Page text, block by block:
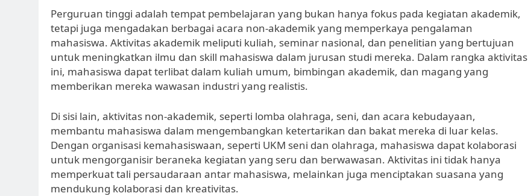
Perguruan tinggi adalah tempat pembelajaran yang bukan hanya fokus pada kegiatan akademik,
tetapi juga mengadakan berbagai acara non-akademik yang memperkaya pengalaman
mahasiswa. Aktivitas akademik meliputi kuliah, seminar nasional, dan penelitian yang bertujuan
untuk meningkatkan ilmu dan skill mahasiswa dalam jurusan studi mereka. Dalam rangka aktivitas
ini, mahasiswa dapat terlibat dalam kuliah umum, bimbingan akademik, dan magang yang
memberikan mereka wawasan industri yang realistis.
Di sisi lain, aktivitas non-akademik, seperti lomba olahraga, seni, dan acara kebudayaan,
membantu mahasiswa dalam mengembangkan ketertarikan dan bakat mereka di luar kelas.
Dengan organisasi kemahasiswaan, seperti UKM seni dan olahraga, mahasiswa dapat kolaborasi
untuk mengorganisir beraneka kegiatan yang seru dan berwawasan. Aktivitas ini tidak hanya
memperkuat tali persaudaraan antar mahasiswa, melainkan juga menciptakan suasana yang
mendukung kolaborasi dan kreativitas.